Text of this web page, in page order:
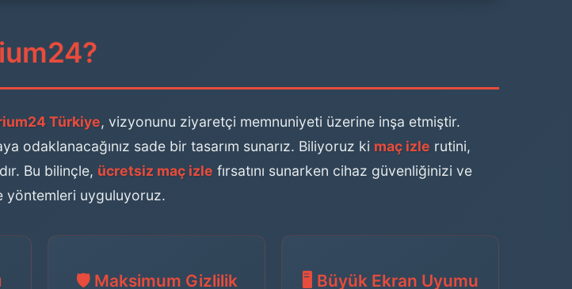
Türkiye, vizyonunu ziyaretçi memnuniyeti üzerine inşa etmiştir.
odaklanacağınız sade bir tasarım sunarız. Biliyoruz ki maç izle rutini,
Bu bilinçle, ücretsiz maç izle fırsatını sunarken cihaz güvenliğinizi ve
yöntemleri uyguluyoruz.
🛡️ Maksimum Gizlilik 🖥️ Büyük Ekran Uyumu